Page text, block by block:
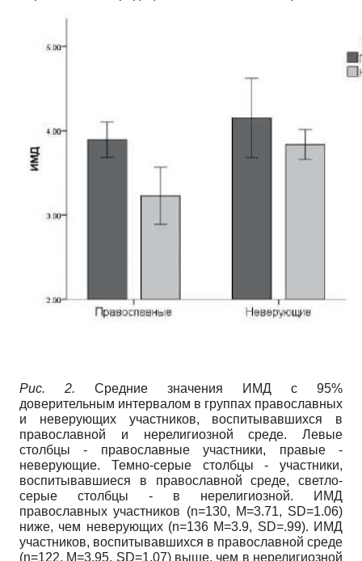
Рис. 2. Средние значения ИМД с 95%
доверительным интервалом в группах православных
и неверующих участников, воспитывавшихся в
православной и нерелигиозной среде. Левые
столбцы - православные участники, правые -
неверующие. Темно-серые столбцы - участники,
воспитывавшиеся в православной среде, светло-
серые столбцы - в нерелигиозной. ИМД
православных участников (n=130, М=3.71, SD=1.06)
ниже, чем неверующих (n=136 М=3.9, SD=.99). ИМД
участников, воспитывавшихся в православной среде
(n=122, М=3.95, SD=1.07) выше, чем в нерелигиоз­ной